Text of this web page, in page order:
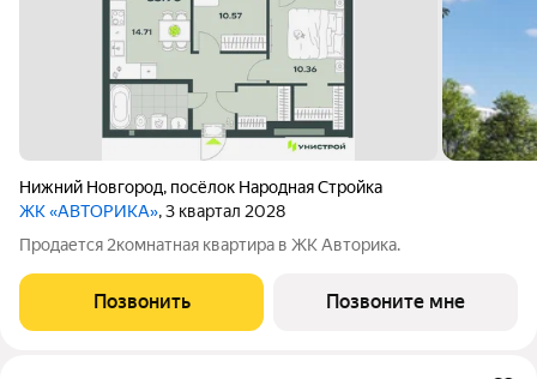
Нижний Новгород, посёлок Народная Стройка
ЖК «АВТОРИКА», 3 квартал 2028
Продается 2комнатная квартира в ЖК Авторика.
Позвонить Позвоните мне